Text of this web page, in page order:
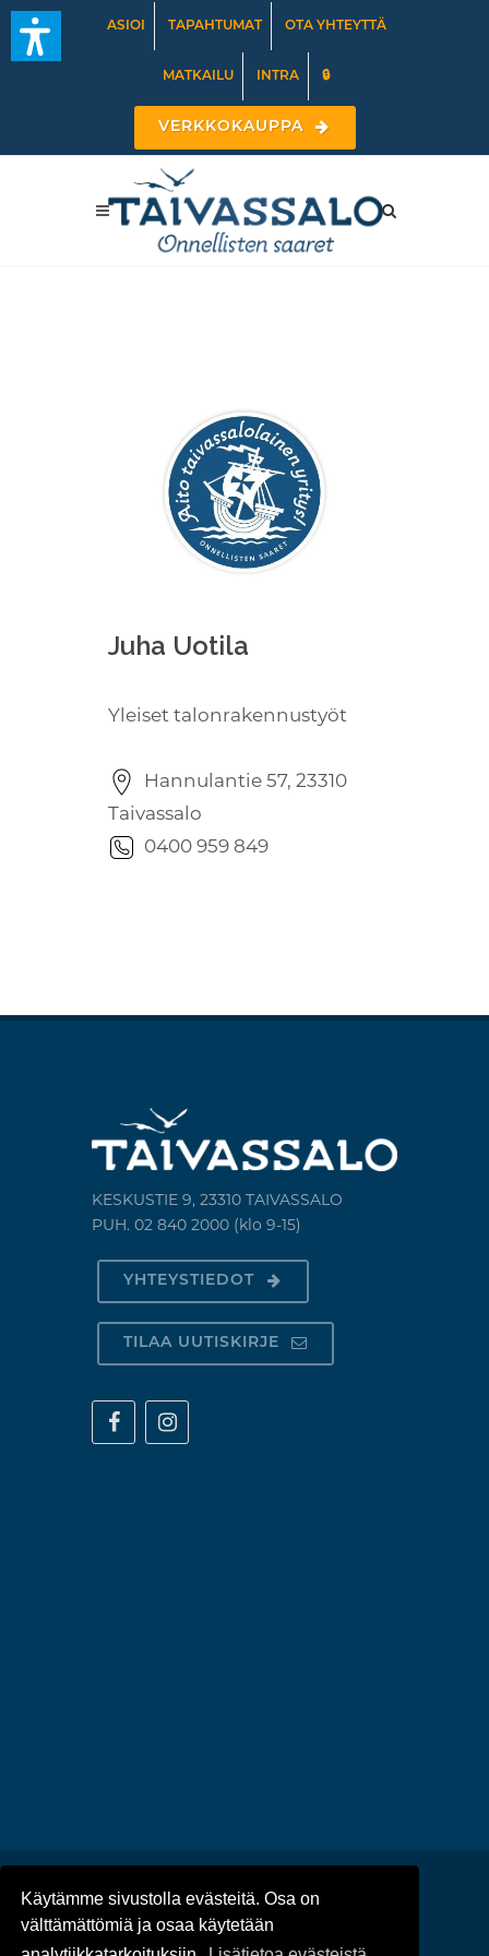
Käytämme sivustolla evästeitä. Osa on
välttämättömiä ja osaa käytetään
ASIOI TAPAHTUMAT OTA YHTEYTTÄ
MATKAILU INTRA 🔒
VERKKOKAUPPA
Juha Uotila
Yleiset talonrakennustyöt
Hannulantie 57, 23310
Taivassalo
0400 959 849
KESKUSTIE 9, 23310 TAIVASSALO
PUH. 02 840 2000 (klo 9-15)
YHTEYSTIEDOT
TILAA UUTISKIRJE
Ajankohtaista /Tapahtumat
Tietosuoja / Saavutettavuus